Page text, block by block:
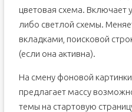
цветовая схема. Включает
либо светлой схемы.
вкладками, поисковой
(если она активна).
На смену фоновой
предлагает массу
темы на стартовую